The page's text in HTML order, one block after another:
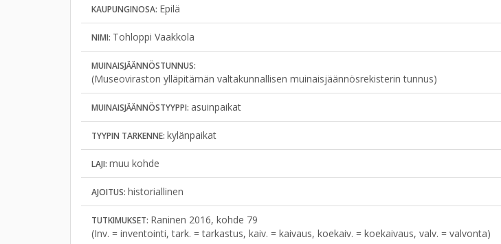
KAUPUNGINOSA: Epilä
NIMI: Tohloppi Vaakkola
MUINAISJÄÄNNÖSTUNNUS:
(Museoviraston ylläpitämän valtakunnallisen muinaisjäännösrekisterin tunnus)
MUINAISJÄÄNNÖSTYYPPI: asuinpaikat
TYYPIN TARKENNE: kylänpaikat
LAJI: muu kohde
AJOITUS: historiallinen
TUTKIMUKSET: Raninen 2016, kohde 79
(Inv. = inventointi, tark. = tarkastus, kaiv. = kaivaus, koekaiv. = koekaivaus, valv. = valvonta)